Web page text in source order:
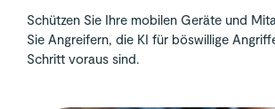
Schützen Sie Ihre mobilen Geräte und
Sie Angreifern, die KI für böswillige
Schritt voraus sind.